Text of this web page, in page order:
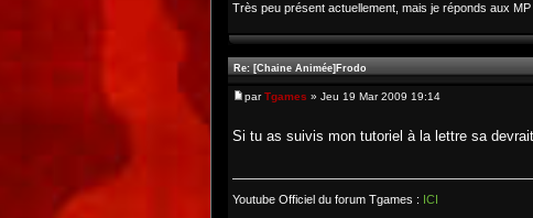
Très peu présent actuellement, mais je réponds aux MP
Re: [Chaine Animée]Frodo
parTgames » Jeu 19 Mar 2009 19:14
Si tu as suivis mon tutoriel à la lettre sa
Youtube Officiel du forum Tgames : ICI